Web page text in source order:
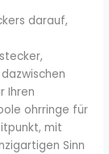
darauf,
Ihren
ohrringe für
mit
Sinn